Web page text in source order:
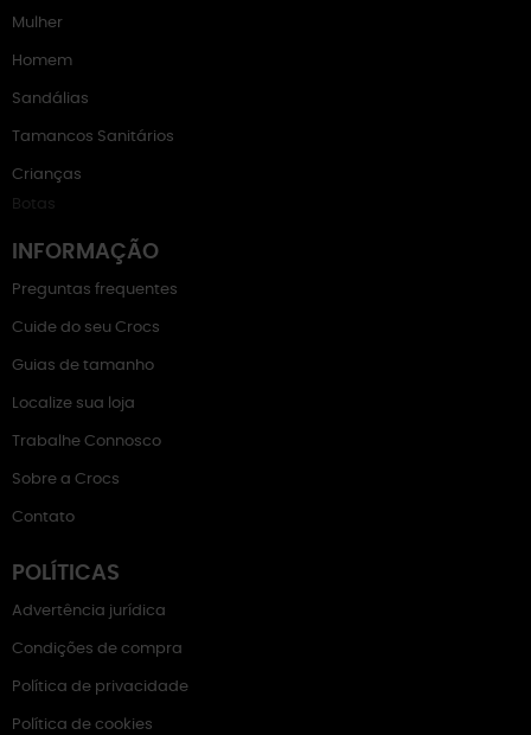
Mulher
Homem
Sandálias
Tamancos Sanitários
Crianças
Botas
INFORMAÇÃO
Preguntas frequentes
Cuide do seu Crocs
Guias de tamanho
Localize sua loja
Trabalhe Connosco
Sobre a Crocs
Contato
POLÍTICAS
Advertência jurídica
Condições de compra
Política de privacidade
Política de cookies